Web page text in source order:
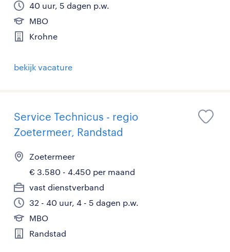
40 uur, 5 dagen p.w.
MBO
Krohne
bekijk vacature
Service Technicus - regio
Zoetermeer, Randstad
Zoetermeer
€ 3.580 - 4.450 per maand
vast dienstverband
32 - 40 uur, 4 - 5 dagen p.w.
MBO
Randstad